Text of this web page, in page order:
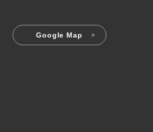
Google Map